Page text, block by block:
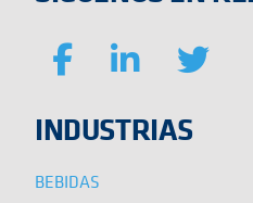
INDUSTRIAS
BEBIDAS